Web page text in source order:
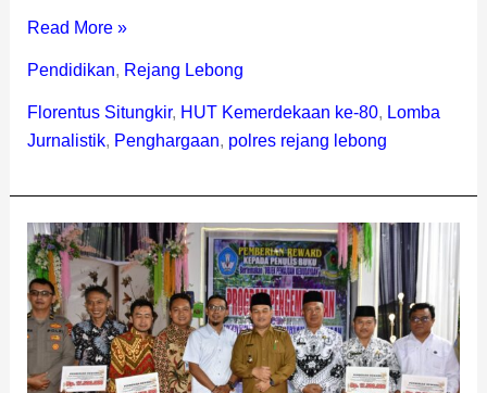
Read More »
Pendidikan, Rejang Lebong
Florentus Situngkir, HUT Kemerdekaan ke-80, Lomba
Jurnalistik, Penghargaan, polres rejang lebong
Empat
Penulis
Buku
Bertema
“Budaya
Rejang”